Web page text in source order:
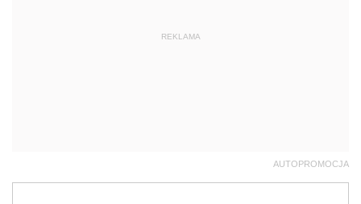
REKLAMA
AUTOPROMOCJA